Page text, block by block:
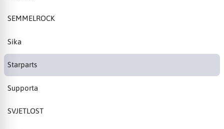
SEMMELROCK
Sika
Starparts
Supporta
SVJETLOST